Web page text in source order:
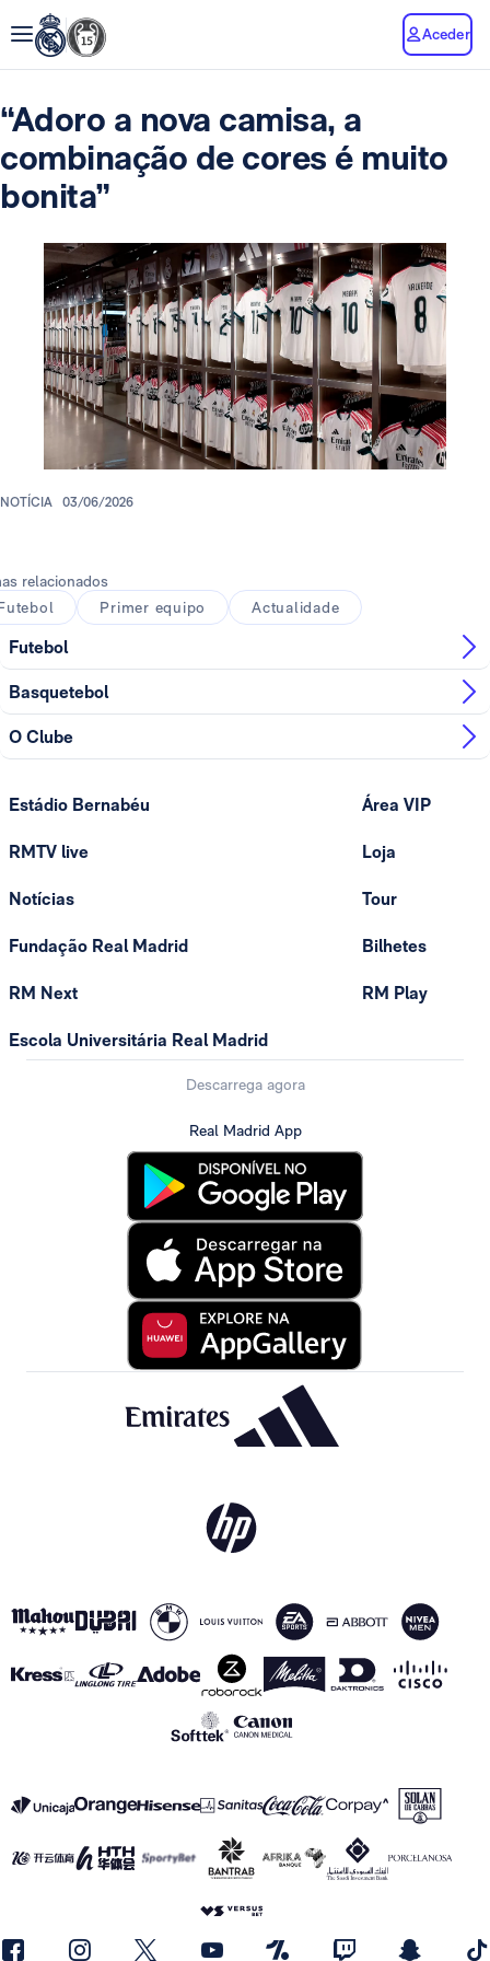
Aceder
“Adoro a nova camisa, a
combinação de cores é muito
bonita”
NOTÍCIA 03/06/2026
relacionados
Primer equipo Actualidade
Futebol
Basquetebol
O Clube
Estádio Bernabéu
RMTV live
Notícias
Fundação Real Madrid
RM Next
Escola Universitária Real Madrid
Área VIP
Loja
Tour
Bilhetes
RM Play
Descarrega agora
Real Madrid App